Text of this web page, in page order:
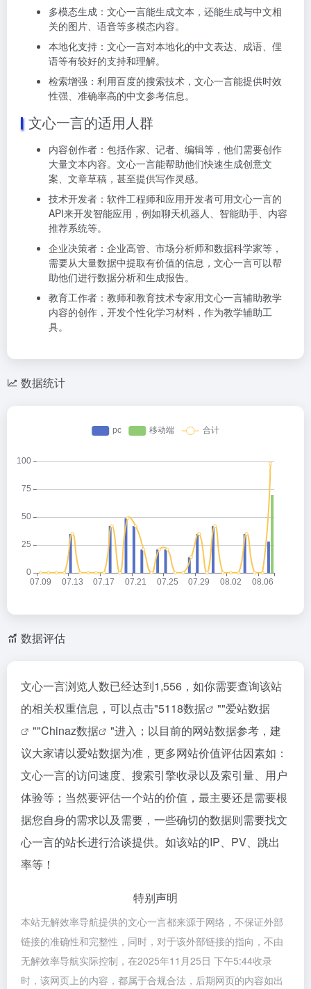
多模态生成：文心一言能生成文本，还能生成与中文相
关的图片、语音等多模态内容。
本地化支持：文心一言对本地化的中文表达、成语、俚
语等有较好的支持和理解。
检索增强：利用百度的搜索技术，文心一言能提供时效
性强、准确率高的中文参考信息。
文心一言的适用人群
内容创作者：包括作家、记者、编辑等，他们需要创作
大量文本内容。文心一言能帮助他们快速生成创意文
案、文章草稿，甚至提供写作灵感。
技术开发者：软件工程师和应用开发者可用文心一言的
API来开发智能应用，例如聊天机器人、智能助手、内容
推荐系统等。
企业决策者：企业高管、市场分析师和数据科学家等，
需要从大量数据中提取有价值的信息，文心一言可以帮
助他们进行数据分析和生成报告。
教育工作者：教师和教育技术专家用文心一言辅助教学
内容的创作，开发个性化学习材料，作为教学辅助工
具。
数据统计
数据评估
文心一言浏览人数已经达到1,556，如你需要查询该站
的相关权重信息，可以点击"5118数据 ""爱站数据
""Chinaz数据
"进入；以目前的网站数据参考，建
议大家请以爱站数据为准，更多网站价值评估因素如：
文心一言的访问速度、搜索引擎收录以及索引量、用户
体验等；当然要评估一个站的价值，最主要还是需要根
据您自身的需求以及需要，一些确切的数据则需要找文
心一言的站长进行洽谈提供。如该站的IP、PV、跳出
率等！
特别声明
本站无解效率导航提供的文心一言都来源于网络，不保证外部
链接的准确性和完整性，同时，对于该外部链接的指向，不由
无解效率导航实际控制，在2025年11月25日 下午5:44收录
时，该网页上的内容，都属于合规合法，后期网页的内容如出